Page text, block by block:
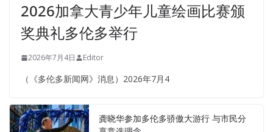
2026加拿大青少年儿童绘画比赛颁
奖典礼多伦多举行
2026年7月4日 Editor
（《多伦多新闻网》消息）2026年7月4
龚晓华参加多伦多骄傲大游行 与市民分